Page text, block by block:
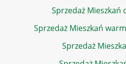
Sprzedaż Mieszkań
Sprzedaż Mieszkań
Sprzedaż